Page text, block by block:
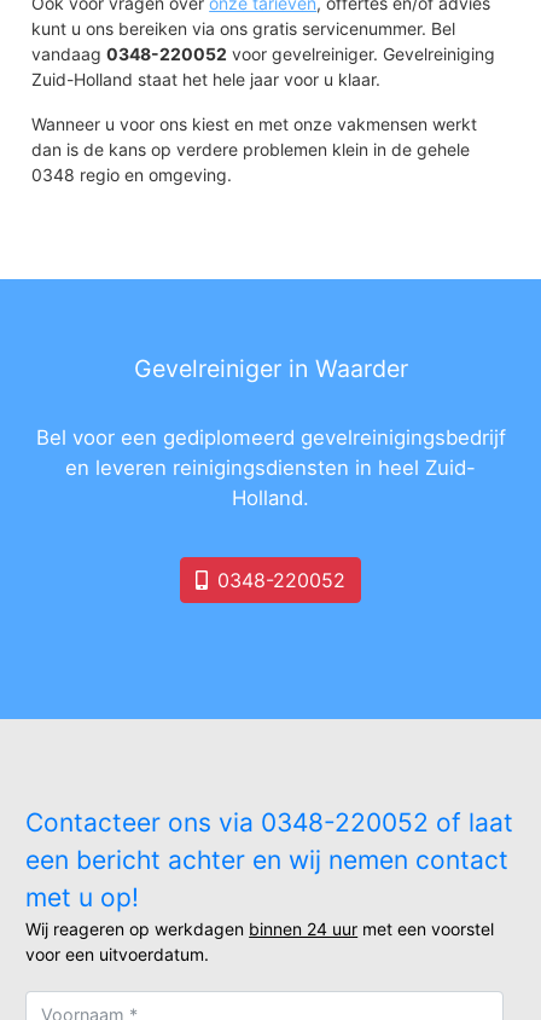
kunt u ons bereiken via ons gratis servicenummer. Bel
vandaag0348-220052 voor gevelreiniger. Gevelreiniging
Zuid-Holland staat het hele jaar voor u klaar.
Wanneer u voor ons kiest en met onze vakmensen werkt
dan is de kans op verdere problemen klein in de gehele
0348 regio en omgeving.
Gevelreiniger in Waarder
Bel voor een gediplomeerd gevelreinigingsbedrijf
en leveren reinigingsdiensten in heel Zuid-
Holland.
0348-220052
Contacteer ons via 0348-220052 of laat
een bericht achter en wij nemen contact
met u op!
Wij reageren op werkdagen binnen 24 uur met een voorstel
voor een uitvoerdatum.